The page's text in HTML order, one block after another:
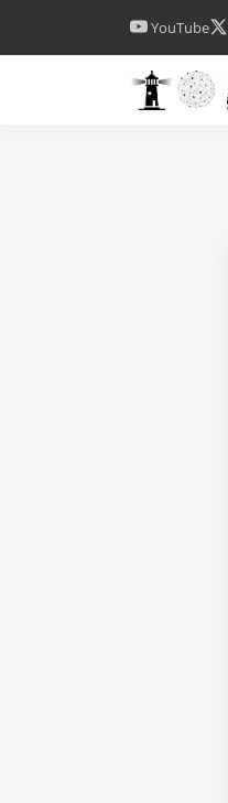
YouTube